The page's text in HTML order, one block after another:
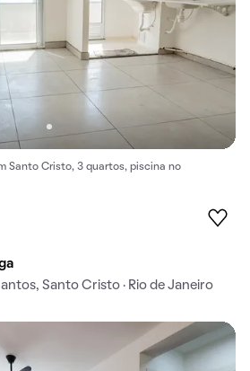
Santo Cristo, 3 quartos, piscina no
Santo Cristo · Rio de Janeiro